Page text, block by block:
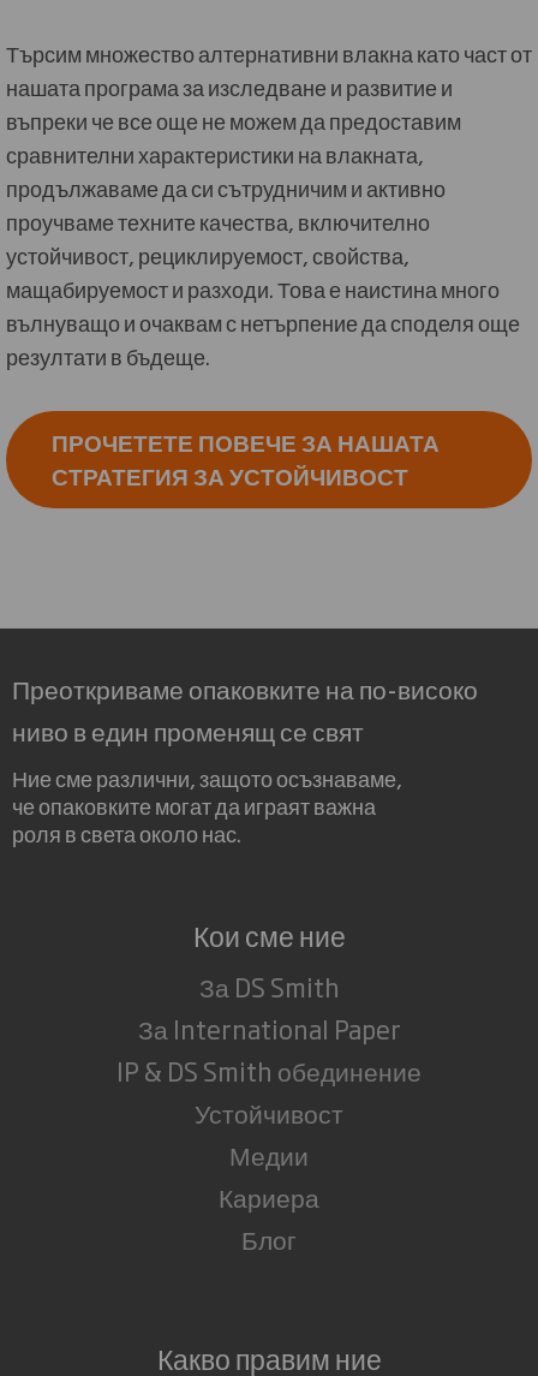
Търсим множество алтернативни влакна като част от
нашата програма за изследване и развитие и
въпреки че все още не можем да предоставим
сравнителни характеристики на влакната,
продължаваме да си сътрудничим и активно
проучваме техните качества, включително
устойчивост, рециклируемост, свойства,
мащабируемост и разходи. Това е наистина много
вълнуващо и очаквам с нетърпение да споделя още
резултати в бъдеще.
ПРОЧЕТЕТЕ ПОВЕЧЕ ЗА НАШАТА
СТРАТЕГИЯ ЗА УСТОЙЧИВОСТ
Преоткриваме опаковките на по-високо
ниво в един променящ се свят
Ние сме различни, защото осъзнаваме,
че опаковките могат да играят важна
роля в света около нас.
Кои сме ние
За DS Smith
За International Paper
IP & DS Smith обединение
Устойчивост
Медии
Кариера
Блог
Какво правим ние